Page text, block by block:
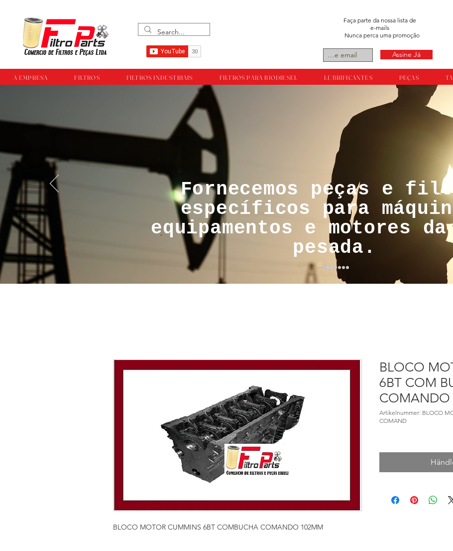
Faça parte da nossa lista de
e-mails
Nunca perca uma promoção
Assine Já
A EMPRESA FILTROS FILTROS INDUSTRIAIS FILTROS PARA BIODIESEL LUBRIFICANTES PEÇAS
™®©Todos os direitos reservador a
empresa Filtroparts.
Fornecemos peças e
específicos para
equipamentos e motores
pesada.
BLOCO MOTOR CUMMINS 6BT COMBUCHA COMANDO 102MM
BLOCO
6BT COM
COMANDO
Artikelnummer: BLOCO
COMAND